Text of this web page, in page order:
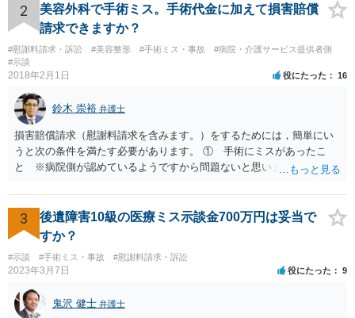
2
美容外科で手術ミス。手術代金に加えて損害賠償
請求できますか？
#慰謝料請求・訴訟 #美容整形 #手術ミス・事故
#病院・介護サービス提供者側
#示談
2018年2月1日 役にたった 16
鈴木 崇裕 弁護士
損害賠償請求（慰謝料請求を含みます。）をするためには，簡単にい
うと次の条件を満たす必要があります。 ① 手術にミスがあったこ
と ※病院側が認めているようですから問題ないと思います。 ② 手
術のミスの「せいで」マスクが外せなくなったこと ④ 仕事を休まな
ければならなくなった「せいで」休業損害が発生したこと ⑤ マスク
を外せなくなった「せいで」経済的に評価できる精神的な損害が発生
したこと 「せいで」と強調した点が，内藤先生のご指摘なさる「相当
因果関係」です。 手術のミスと関係のないことまでは責任追及ができ
ないということです。 手術のミスの結果，手術前と比べて見た目が著
しく悪くなってしまったとか， 手術のミスの結果，入院期間が延びて
しまったとかいう事情があれば， 追加請求が可能な余地があります。
3
後遺障害10級の医療ミス示談金700万円は妥当で
すか？
#示談 #手術ミス・事故 #慰謝料請求・訴訟
2023年3月7日 役にたった 9
鬼沢 健士 弁護士